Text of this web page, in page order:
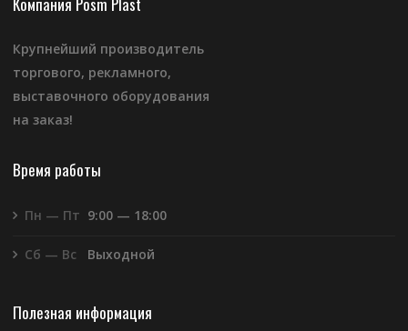
Крупнейший производитель
торгового, рекламного,
выставочного оборудования
на заказ!
Время работы
Пн — Пт 9:00 — 18:00
Сб — Вс Выходной
Полезная информация